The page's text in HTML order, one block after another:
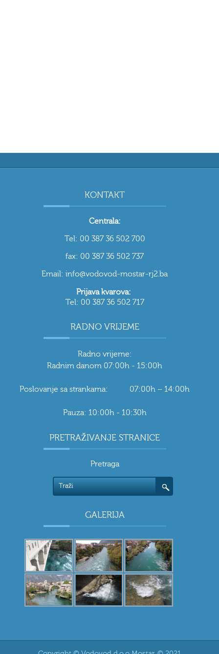
KONTAKT
Centrala:
Tel: 00 387 36 502 700
fax: 00 387 36 502 737
Email: info@vodovod-mostar-rj2.ba
Prijava kvarova:
Tel: 00 387 36 502 717
RADNO VRIJEME
Radno vrijeme:
Radnim danom 07:00h - 15:00h
Poslovanje sa strankama: 07:00h – 14:00h
Pauza: 10:00h - 10:30h
PRETRAŽIVANJE STRANICE
Pretraga
GALERIJA